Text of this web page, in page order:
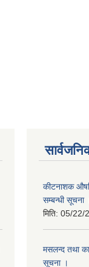
कीटनाशक
सम्बन्धी सूचना
मिति: 05/22/
मसलन्द तथा
सूचना ।